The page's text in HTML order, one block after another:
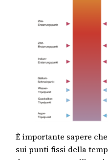
È importante sapere
sui punti fissi della